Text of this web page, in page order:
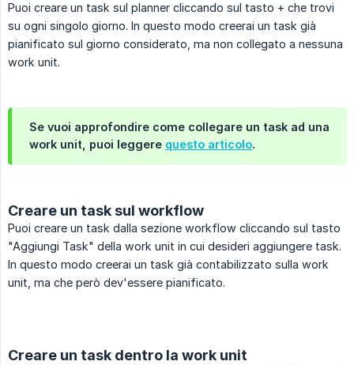
Puoi creare un task sul planner cliccando sul tasto + che trovi
su ogni singolo giorno. In questo modo creerai un task già
pianificato sul giorno considerato, ma non collegato a nessuna
work unit.
Se vuoi approfondire come collegare un task ad una
work unit, puoi leggere questo articolo.
Creare un task sul workflow
Puoi creare un task dalla sezione workflow cliccando sul tasto
"Aggiungi Task" della work unit in cui desideri aggiungere task.
In questo modo creerai un task già contabilizzato sulla work
unit, ma che però dev'essere pianificato.
Creare un task dentro la work unit